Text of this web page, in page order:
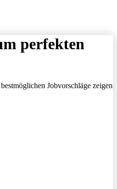
perfekten
Jobvorschläge zeigen